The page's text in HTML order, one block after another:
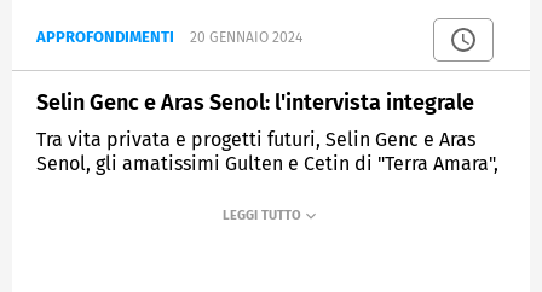
APPROFONDIMENTI 20 GENNAIO 2024
Selin Genc e Aras Senol: l'intervista integrale
Tra vita privata e progetti futuri, Selin Genc e Aras
Senol, gli amatissimi Gulten e Cetin di "Terra Amara",